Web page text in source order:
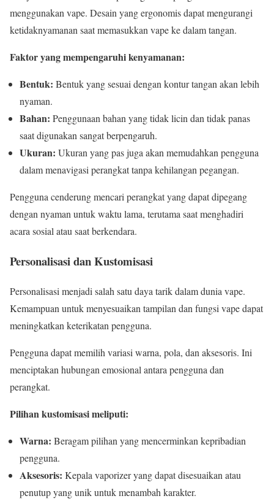
menggunakan vape. Desain yang ergonomis dapat mengurangi
ketidaknyamanan saat memasukkan vape ke dalam tangan.
Faktor yang mempengaruhi kenyamanan:
Bentuk: Bentuk yang sesuai dengan kontur tangan akan lebih
nyaman.
Bahan: Penggunaan bahan yang tidak licin dan tidak panas
saat digunakan sangat berpengaruh.
Ukuran: Ukuran yang pas juga akan memudahkan pengguna
dalam menavigasi perangkat tanpa kehilangan pegangan.
Pengguna cenderung mencari perangkat yang dapat dipegang
dengan nyaman untuk waktu lama, terutama saat menghadiri
acara sosial atau saat berkendara.
Personalisasi dan Kustomisasi
Personalisasi menjadi salah satu daya tarik dalam dunia vape.
Kemampuan untuk menyesuaikan tampilan dan fungsi vape dapat
meningkatkan keterikatan pengguna.
Pengguna dapat memilih variasi warna, pola, dan aksesoris. Ini
menciptakan hubungan emosional antara pengguna dan
perangkat.
Pilihan kustomisasi meliputi:
Warna: Beragam pilihan yang mencerminkan kepribadian
pengguna.
Aksesoris: Kepala vaporizer yang dapat disesuaikan atau
penutup yang unik untuk menambah karakter.